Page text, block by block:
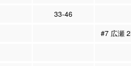
33-46
#7 広瀬